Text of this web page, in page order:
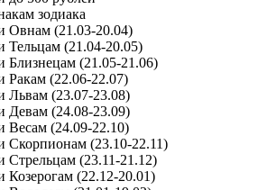
зодиака
Овнам (21.03-20.04)
Тельцам (21.04-20.05)
Близнецам (21.05-21.06)
Ракам (22.06-22.07)
Львам (23.07-23.08)
Девам (24.08-23.09)
Весам (24.09-22.10)
Скорпионам (23.10-22.11)
Стрельцам (23.11-21.12)
Козерогам (22.12-20.01)